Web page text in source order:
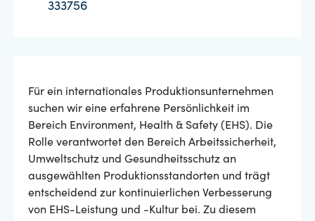
333756
Für ein internationales Produktionsunternehmen
suchen wir eine erfahrene Persönlichkeit im
Bereich Environment, Health & Safety (EHS). Die
Rolle verantwortet den Bereich Arbeitssicherheit,
Umweltschutz und Gesundheitsschutz an
ausgewählten Produktionsstandorten und trägt
entscheidend zur kontinuierlichen Verbesserung
von EHS-Leistung und -Kultur bei. Zu diesem